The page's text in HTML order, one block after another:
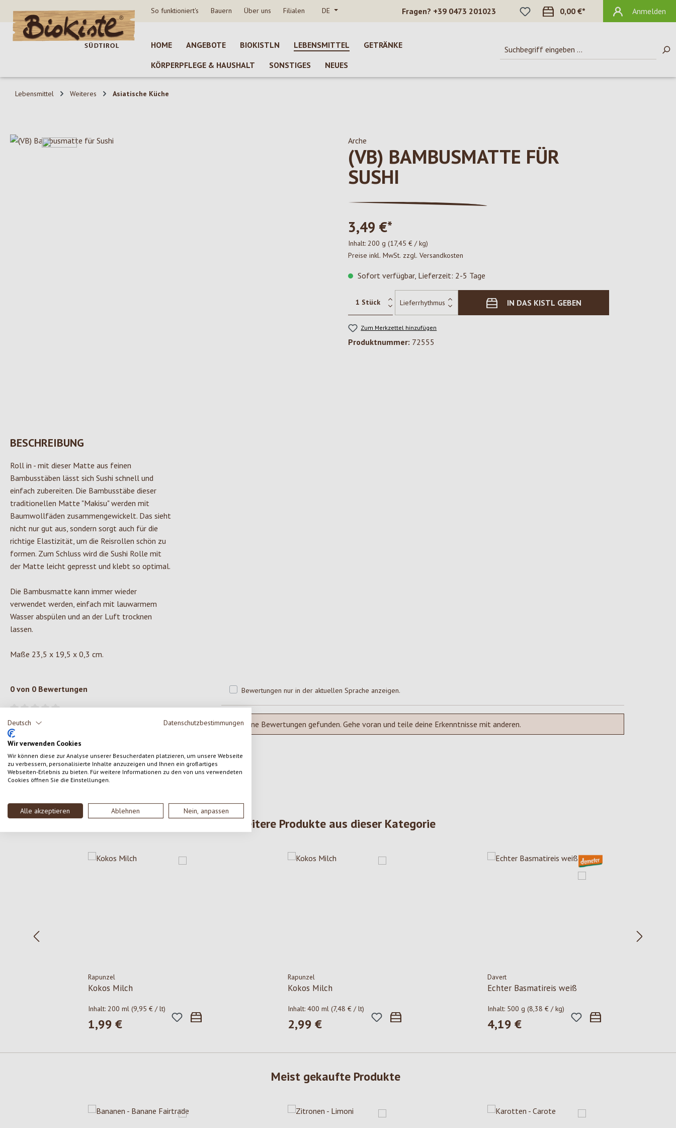
Deutsch Datenschutzbestimmungen
Wir verwenden Cookies
Wir können diese zur Analyse unserer Besucherdaten platzieren, um unsere Webseite
zu verbessern, personalisierte Inhalte anzuzeigen und Ihnen ein großartiges
Webseiten-Erlebnis zu bieten. Für weitere Informationen zu den von uns verwendeten
Cookies öffnen Sie die Einstellungen.
Alle akzeptieren Ablehnen Nein, anpassen
Hauptinhalt springen
Zur Suche springen
Zur Hauptnavigation springen So funktioniert's Bauern Über uns Filialen DE Fragen? +39 0473 201023
DU HAST 0 PRODUKTE AUF DEM
0,00 €* Anmelden
HOME ANGEBOTE BIOKISTLN LEBENSMITTEL
GETRÄNKE
KÖRPERPFLEGE & HAUSHALT
SONSTIGES NEUES
Lebensmittel Weiteres Asiatische Küche
Bildergalerie überspringen Arche
(VB) BAMBUSMATTE FÜR
SUSHI
3,49 €*
Inhalt: 200 g (17,45 € / kg)
Preise inkl. MwSt. zzgl. Versandkosten
Sofort verfügbar, Lieferzeit: 2-5 Tage
IN DAS KISTL GEBEN
Zum Merkzettel hinzufügen
Produktnummer: 72555
BESCHREIBUNG
Roll in - mit dieser Matte aus feinen
Bambusstäben lässt sich Sushi schnell und
einfach zubereiten. Die Bambusstäbe dieser
traditionellen Matte "Makisu" werden mit
Baumwollfäden zusammengewickelt. Das sieht
nicht nur gut aus, sondern sorgt auch für die
richtige Elastizität, um die Reisrollen schön zu
formen. Zum Schluss wird die Sushi Rolle mit
der Matte leicht gepresst und klebt so optimal.
Die Bambusmatte kann immer wieder
verwendet werden, einfach mit lauwarmem
Wasser abspülen und an der Luft trocknen
lassen.
Maße 23,5 x 19,5 x 0,3 cm.
0 von 0 Bewertungen
Durchschnittliche Bewertung von 0 von 5 Sternen
Gib eine Bewertung ab!
Teile deine Erfahrungen mit dem Produkt mit anderen
Kunden.
SCHREIBE EINE BEWERTUNG
Bewertungen nur in der aktuellen Sprache anzeigen.
Keine Bewertungen gefunden. Gehe voran und teile deine Erkenntnisse mit anderen.
Weitere Produkte aus dieser Kategorie
Rapunzel
Kokos Milch
Inhalt:200 ml(9,95 € / lt)
Regulärer Preis:
1,99 €
Rapunzel
Kokos Milch
Inhalt: 400 ml (7,48 € / lt)
Regulärer Preis:
2,99 €
Davert
Echter Basmatireis weiß
Inhalt: 500 g (8,38 € / kg)
Regulärer Preis:
4,19 €
Meist gekaufte Produkte